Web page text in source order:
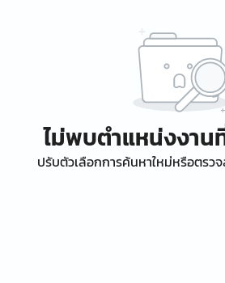
ไม่พบตำแหน่งงา
ปรับตัวเลือกการค้นหาใหม่หรือตรว